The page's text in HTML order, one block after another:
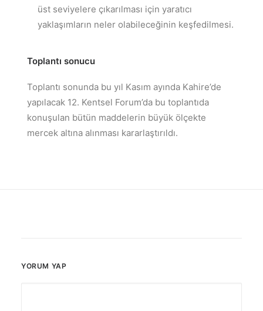
üst seviyelere çıkarılması için yaratıcı
yaklaşımların neler olabileceğinin keşfedilmesi.
Toplantı sonucu
Toplantı sonunda bu yıl Kasım ayında Kahire’de
yapılacak 12. Kentsel Forum’da bu toplantıda
konuşulan bütün maddelerin büyük ölçekte
mercek altına alınması kararlaştırıldı.
YORUM YAP